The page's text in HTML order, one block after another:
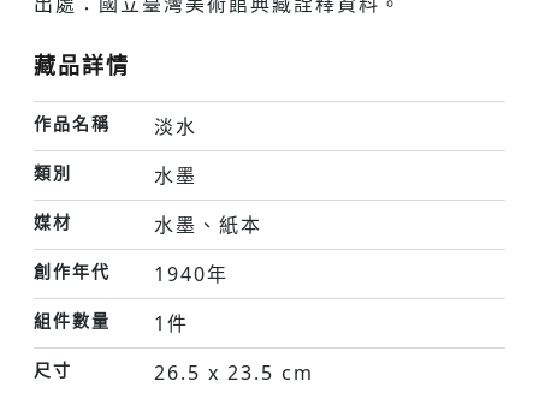
藏品詳情
作品名稱 淡水
類別 水墨
媒材 水墨、紙本
創作年代 1940年
組件數量 1件
尺寸 26.5 x 23.5 cm